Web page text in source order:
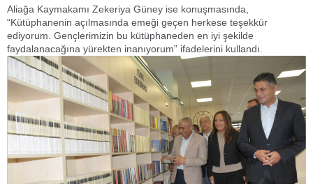
Aliağa Kaymakamı Zekeriya Güney ise konuşmasında,
“Kütüphanenin açılmasında emeği geçen herkese teşekkür
ediyorum. Gençlerimizin bu kütüphaneden en iyi şekilde
faydalanacağına yürekten inanıyorum” ifadelerini kullandı.